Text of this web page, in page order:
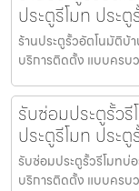
ประตูรีโมท ประ
ร้านประตูรั้วอัตโนมัติบ้
บริการติดตั้ง แบบครบ
รับซ่อมประตูรั้ว
ประตูรีโมท ประ
รับซ่อมประตูรั้วรีโมทบ่
บริการติดตั้ง แบบครบ